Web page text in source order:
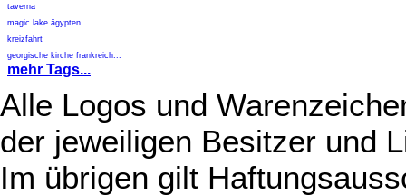
taverna
magic lake ägypten
kreizfahrt
georgische kirche frankreich...
mehr Tags...
Alle Logos und
der jeweiligen Besitzer und
Im übrigen gilt